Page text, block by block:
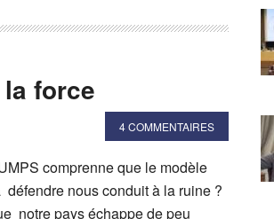
force
4 COMMENTAIRES
comprenne que le modèle
nous conduit à la ruine ?
notre pays échappe de peu